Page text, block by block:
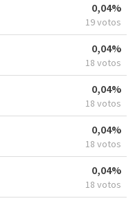
0,04%
19 votos
0,04%
18 votos
0,04%
18 votos
0,04%
18 votos
0,04%
18 votos